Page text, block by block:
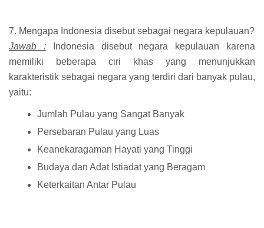
7. Mengapa Indonesia disebut sebagai negara kepulauan?
Jawab :Indonesia disebut negara kepulauan karena
memiliki beberapa ciri khas yang menunjukkan
karakteristik sebagai negara yang terdiri dari banyak pulau,
yaitu:
Jumlah Pulau yang Sangat Banyak
Persebaran Pulau yang Luas
Keanekaragaman Hayati yang Tinggi
Budaya dan Adat Istiadat yang Beragam
Keterkaitan Antar Pulau